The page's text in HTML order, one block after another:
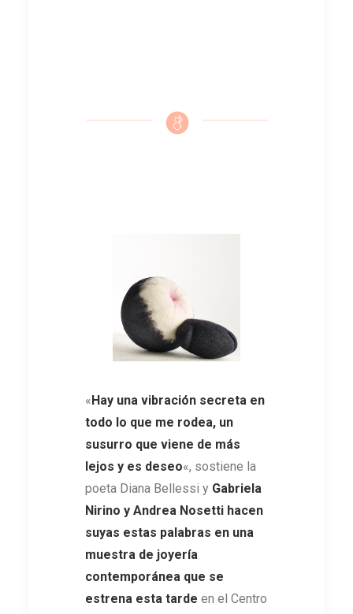
«Hay una vibración secreta en
todo lo que me rodea, un
susurro que viene de más
lejos y es deseo«, sostiene la
poeta Diana Bellessi y Gabriela
Nirino y Andrea Nosetti hacen
suyas estas palabras en una
muestra de joyería
contemporánea que se
estrena esta tarde en el Centro